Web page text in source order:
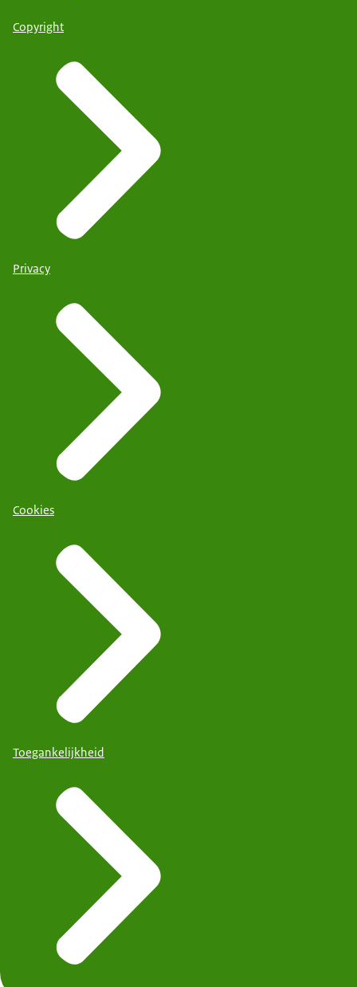
Copyright
Privacy
Cookies
Toegankelijkheid